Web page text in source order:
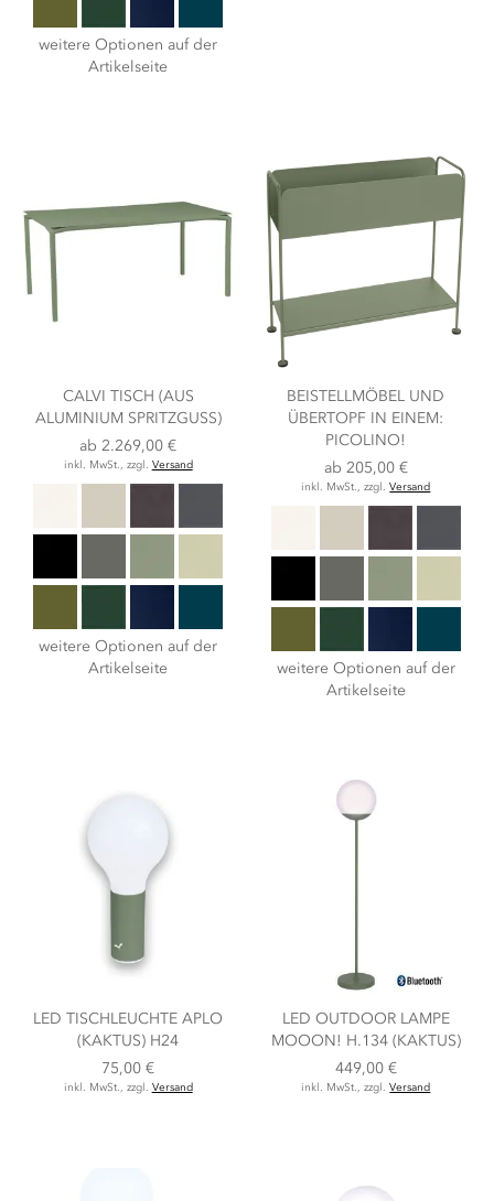
weitere Optionen auf der
Artikelseite
CALVI TISCH (AUS
ALUMINIUM SPRITZGUSS)
ab2.269,00 €
inkl. MwSt., zzgl. Versand
weitere Optionen auf der
Artikelseite
BEISTELLMÖBEL UND
ÜBERTOPF IN EINEM:
PICOLINO!
ab 205,00 €
inkl. MwSt., zzgl.Versand
weitere Optionen auf der
Artikelseite
LED TISCHLEUCHTE APLO
(KAKTUS) H24
75,00 €
inkl. MwSt., zzgl. Versand
LED OUTDOOR LAMPE
MOOON! H.134 (KAKTUS)
449,00 €
inkl. MwSt., zzgl.Versand